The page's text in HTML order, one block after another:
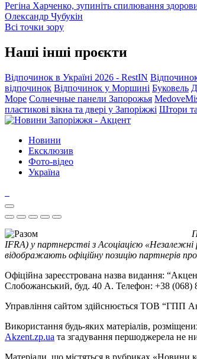
Регіна Харченко, зупиніть спилювання
Олександр Чубукін
Всі точки зору
Наші інші проєкти
Відпочинок в Україні 2026 - RestIN
відпочинок Відпочинок у Моршині Буковель
Море Солнечные панели Запорожья
пластикові вікна та двері у Запоріжжі Штори
Новини
Ексклюзив
Фото-відео
Україна
IFRA) у партнерстві з Асоціацією «Незалежні
відображають офіційну позицію партнерів
Офіційна зареєстрована назва видання:
Слобожанський, буд. 40 А. Телефон: +38 (068)
Управління сайтом здійснюється ТОВ “ГПП
Використання будь-яких матеріалів,
Akzent.zp.ua та згадування першоджерела не